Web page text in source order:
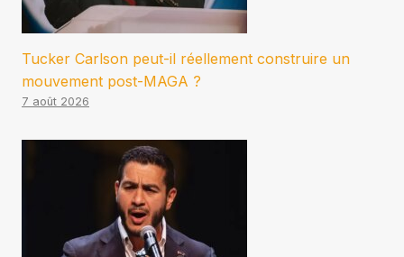
Tucker Carlson peut-il réellement construire un
mouvement post-MAGA ?
7 août 2026